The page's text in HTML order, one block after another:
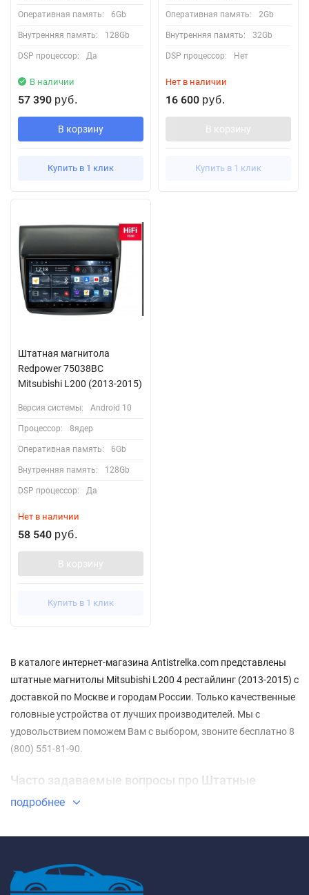
Оперативная память: 6Gb
Внутренняя память: 128Gb
DSP процессор: Да
В наличии
57 390 руб.
В корзину
Купить в 1 клик
Оперативная память: 2Gb
Внутренняя память: 32Gb
DSP процессор: Нет
Нет в наличии
16 600 руб.
В корзину
Купить в 1 клик
Штатная магнитола
Redpower 75038BC
Mitsubishi L200 (2013-2015)
Версия системы: Android 10
Процессор: 8ядер
Оперативная память: 6Gb
Внутренняя память: 128Gb
DSP процессор: Да
Нет в наличии
58 540 руб.
В корзину
Купить в 1 клик
В каталоге интернет-магазина Antistrelka.com представлены
штатные магнитолы Mitsubishi L200 4 рестайлинг (2013-2015) с
доставкой по Москве и городам России. Только качественные
головные устройства от лучших производителей. Мы с
удовольствием поможем Вам с выбором, звоните бесплатно 8
(800) 551-81-90.
Часто задаваемые вопросы про Штатные
магнитолы Mitsubishi L200 4 рестайлинг (2013-
ТОП-3 недорогих товаров из категории Штатные магнитолы
подробнее